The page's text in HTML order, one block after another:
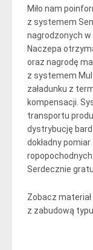
Miło nam
z systemem
nagrodzonych w
Naczepa
oraz nagrodę
z systemem
załadunku z
kompensacji.
transportu
dystrybucję
dokładny
Serdecznie
Zobacz materiał
z zabudową